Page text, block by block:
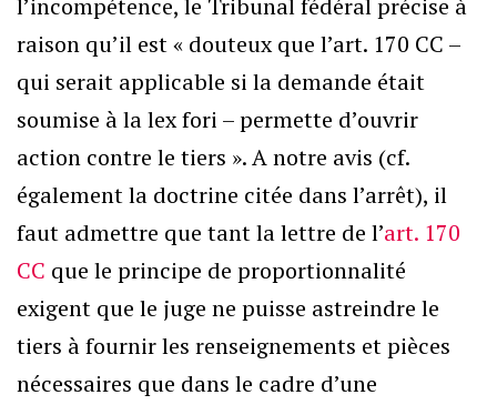
l’incompétence, le Tribunal fédéral précise à
raison qu’il est « douteux que l’art. 170 CC –
qui serait applicable si la demande était
soumise à la lex fori – permette d’ouvrir
action contre le tiers ». A notre avis (cf.
également la doctrine citée dans l’arrêt), il
faut admettre que tant la lettre de l’art. 170
CC que le principe de proportionnalité
exigent que le juge ne puisse astreindre le
tiers à fournir les renseignements et pièces
nécessaires que dans le cadre d’une